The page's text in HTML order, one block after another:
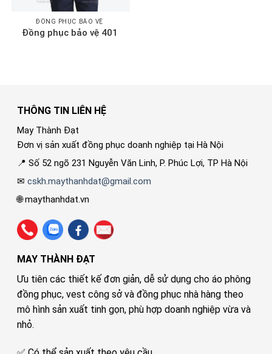
ĐỒNG PHỤC BẢO VỆ
Đồng phục bảo vệ 401
THÔNG TIN LIÊN HỆ
May Thành Đạt
Đơn vị sản xuất đồng phục doanh nghiệp tại Hà Nội
📍 Số 52 ngõ 231 Nguyễn Văn Linh, P. Phúc Lợi, TP Hà Nội
✉cskh.maythanhdat@gmail.com
🌐 maythanhdat.vn
MAY THÀNH ĐẠT
Ưu tiên các thiết kế đơn giản, dễ sử dụng cho áo phông
đồng phục, vest công sở và đồng phục nhà hàng theo
mô hình sản xuất tinh gọn, phù hợp doanh nghiệp vừa và
nhỏ.